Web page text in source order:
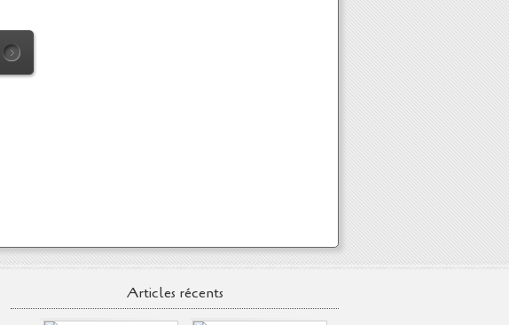
Articles récents